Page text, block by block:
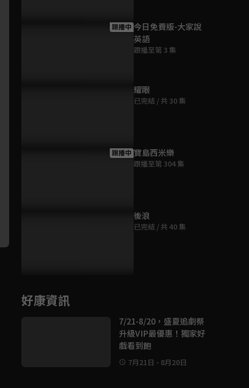
跟播中 今日免費版-大家說
英語
跟播至第 3 集
耀眼
已完結 / 共 30 集
跟播中 寶島西米樂
跟播至第 304 集
後浪
已完結 / 共 40 集
好康資訊
7/21-8/20，盛夏追劇祭
升級VIP最優惠！獨家好
戲看到飽
7月21日 - 8月20日